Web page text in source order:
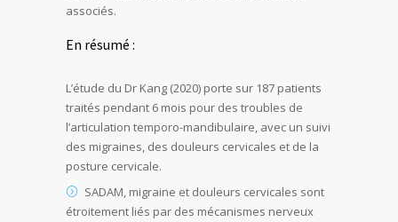
associés.
En résumé :
L’étude du Dr Kang (2020) porte sur 187 patients
traités pendant 6 mois pour des troubles de
l’articulation temporo-mandibulaire, avec un suivi
des migraines, des douleurs cervicales et de la
posture cervicale.
SADAM, migraine et douleurs cervicales sont
étroitement liés par des mécanismes nerveux